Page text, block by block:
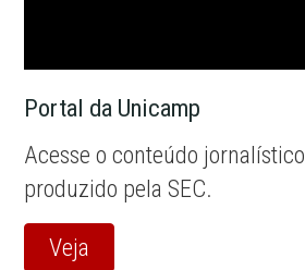
Portal da Unicamp
Acesse o conteúdo jornalístico
produzido pela SEC.
Veja